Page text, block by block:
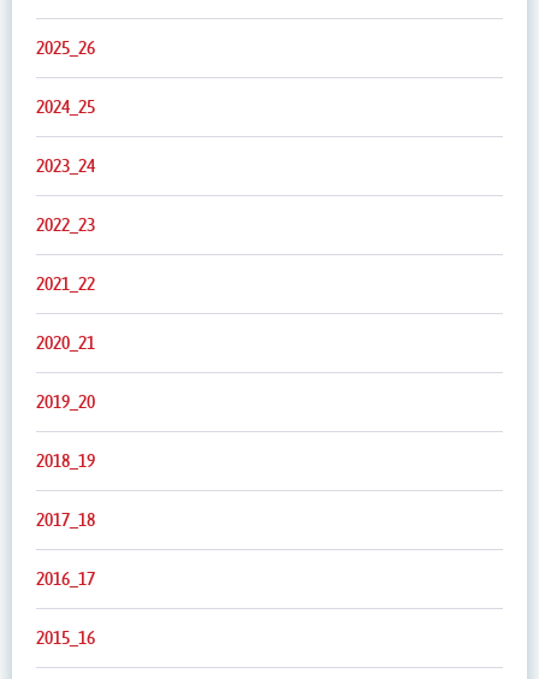
2025_26
2024_25
2023_24
2022_23
2021_22
2020_21
2019_20
2018_19
2017_18
2016_17
2015_16